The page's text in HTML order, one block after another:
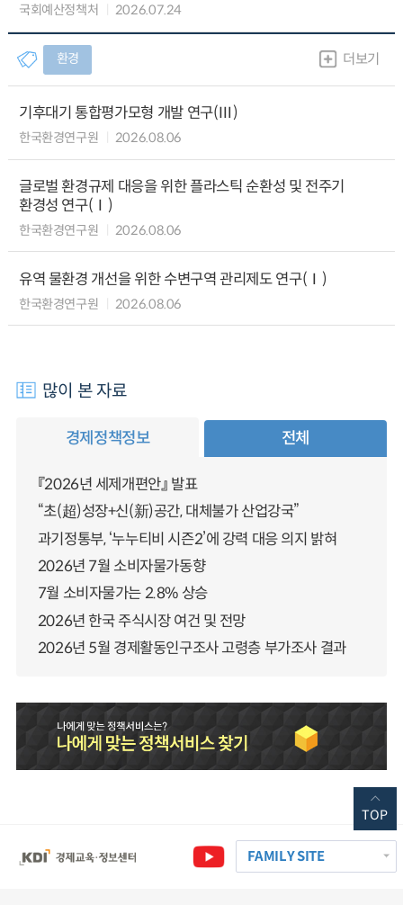
국회예산정책처 2026.07.24
환경 더보기
기후대기 통합평가모형 개발 연구(Ⅲ)
한국환경연구원 2026.08.06
글로벌 환경규제 대응을 위한 플라스틱 순환성 및 전주기
환경성 연구(Ⅰ)
한국환경연구원 2026.08.06
유역 물환경 개선을 위한 수변구역 관리제도 연구(Ⅰ)
한국환경연구원 2026.08.06
많이 본 자료
경제정책정보 전체
『2026년 세제개편안』 발표
“초(超)성장+신(新)공간, 대체불가 산업강국”
과기정통부, ‘누누티비 시즌2’에 강력 대응 의지 밝혀
2026년 7월 소비자물가동향
7월 소비자물가는 2.8% 상승
2026년 한국 주식시장 여건 및 전망
2026년 5월 경제활동인구조사 고령층 부가조사 결과
FAMILY SITE
TOP